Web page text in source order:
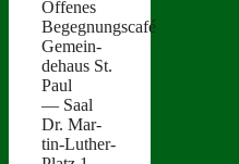
Offenes
Begegnungscafé
Gemein­
de­haus St.
Paul
— Saal
Dr. Mar­
tin-Luther-